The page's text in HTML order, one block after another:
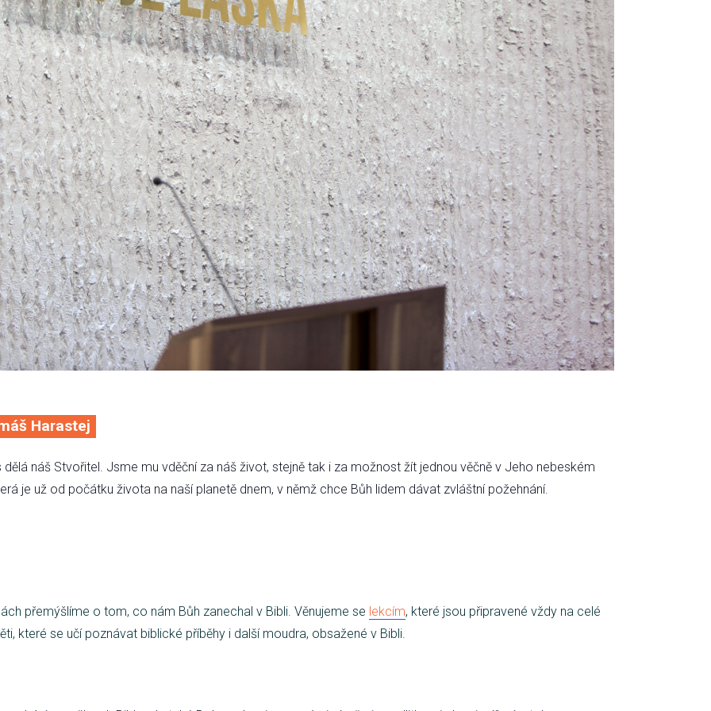
KONTAKTY
EN/UA
Harastej
náš Stvořitel. Jsme mu vděční za náš život, stejně tak i za možnost žít jednou věčně v Jeho nebeském
je už od počátku života na naší planetě dnem, v němž chce Bůh lidem dávat zvláštní požehnání.
přemýšlíme o tom, co nám Bůh zanechal v Bibli. Věnujeme se lekcím, které jsou připravené vždy na celé
které se učí poznávat biblické příběhy i další moudra, obsažené v Bibli.